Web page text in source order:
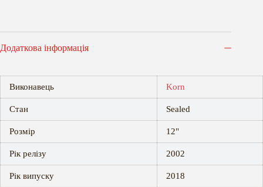
Додаткова інформація
Виконавець Korn
Стан Sealed
Розмір 12"
Рік релізу 2002
Рік випуску 2018